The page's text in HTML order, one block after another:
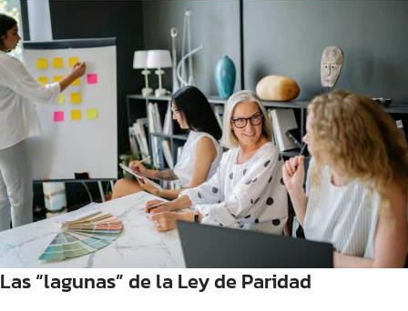
Las “lagunas” de la Ley de Paridad